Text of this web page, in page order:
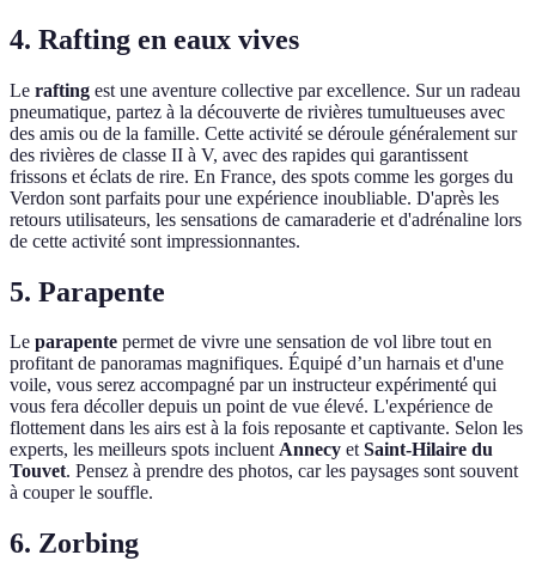
4. Rafting en eaux vives
Le rafting est une aventure collective par excellence. Sur un radeau
pneumatique, partez à la découverte de rivières tumultueuses avec
des amis ou de la famille. Cette activité se déroule généralement sur
des rivières de classe II à V, avec des rapides qui garantissent
frissons et éclats de rire. En France, des spots comme les gorges du
Verdon sont parfaits pour une expérience inoubliable. D'après les
retours utilisateurs, les sensations de camaraderie et d'adrénaline lors
de cette activité sont impressionnantes.
5. Parapente
Le parapente permet de vivre une sensation de vol libre tout en
profitant de panoramas magnifiques. Équipé d’un harnais et d'une
voile, vous serez accompagné par un instructeur expérimenté qui
vous fera décoller depuis un point de vue élevé. L'expérience de
flottement dans les airs est à la fois reposante et captivante. Selon les
experts, les meilleurs spots incluentAnnecy etSaint-Hilaire du
Touvet. Pensez à prendre des photos, car les paysages sont souvent
à couper le souffle.
6. Zorbing